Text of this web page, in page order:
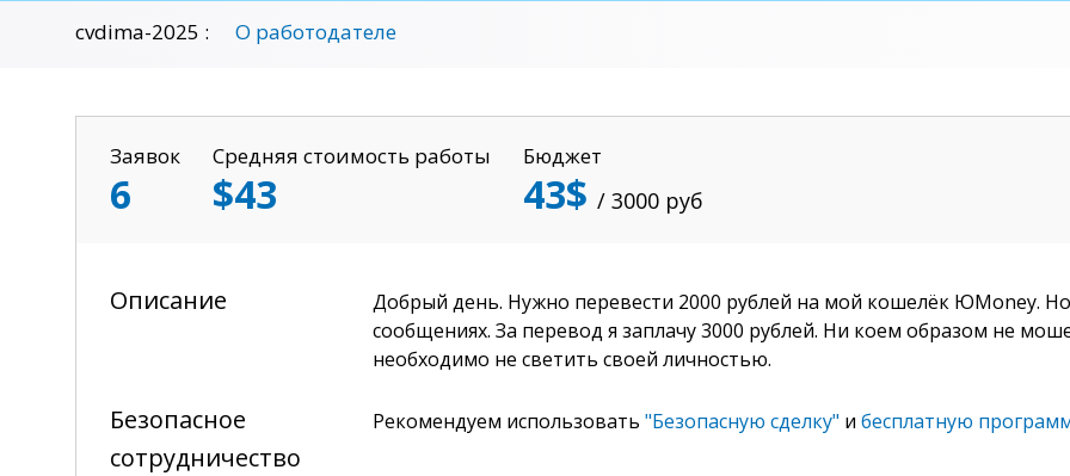
cvdima-2025 : О работодателе
Заявок
6
Средняя стоимость работы
$43
Бюджет
43$ / 3000 руб
Описание
Добрый день. Нужно перевести 2000 рублей на мой кошелёк ЮMoney.
сообщениях. За перевод я заплачу 3000 рублей. Ни коем образом не
необходимо не светить своей личностью.
Безопасное
сотрудничество
Рекомендуем использовать "Безопасную сделку" и бесплатную